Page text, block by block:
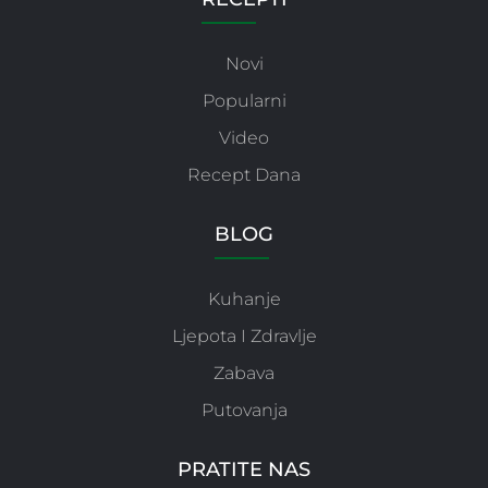
Novi
Popularni
Video
Recept Dana
BLOG
Kuhanje
Ljepota I Zdravlje
Zabava
Putovanja
PRATITE NAS